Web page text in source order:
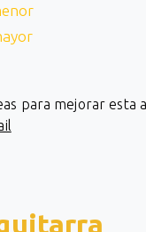
para mejorar esta